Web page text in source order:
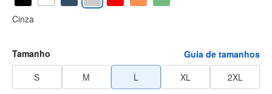
Cinza
Tamanho
Guia de tamanhos
S
M L XL
2XL